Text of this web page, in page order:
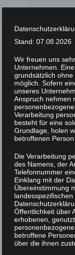
Skip
content
XLAB
UNCATEGORIZED /
DSC07856
Stand: 07.08.2026
Wir freuen uns
Unternehmen.
grundsätzlich
möglich. Sofern
unseres
Anspruch nehmen
Verarbeitung
besteht für eine
Grundlage, holen
betroffenen Person
Die Verarbeitung
des Namens, der
Telefonnummer
Einklang mit der
Übereinstimmung
Öffentlichkeit über
erhobenen,
betroffene
über die ihnen